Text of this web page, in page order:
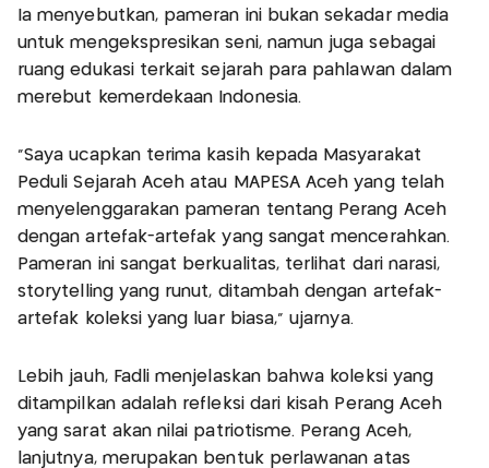
Ia menyebutkan, pameran ini bukan sekadar media
untuk mengekspresikan seni, namun juga sebagai
ruang edukasi terkait sejarah para pahlawan dalam
merebut kemerdekaan Indonesia.
“Saya ucapkan terima kasih kepada Masyarakat
Peduli Sejarah Aceh atau MAPESA Aceh yang telah
menyelenggarakan pameran tentang Perang Aceh
dengan artefak-artefak yang sangat mencerahkan.
Pameran ini sangat berkualitas, terlihat dari narasi,
storytelling yang runut, ditambah dengan artefak-
artefak koleksi yang luar biasa,” ujarnya.
Lebih jauh, Fadli menjelaskan bahwa koleksi yang
ditampilkan adalah refleksi dari kisah Perang Aceh
yang sarat akan nilai patriotisme. Perang Aceh,
lanjutnya, merupakan bentuk perlawanan atas